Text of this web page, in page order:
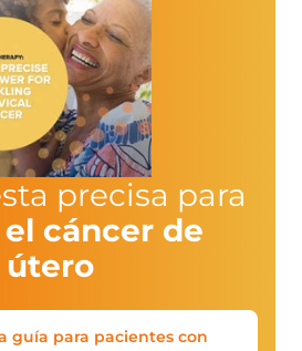
precisa para
cáncer de
útero
guía para pacientes con